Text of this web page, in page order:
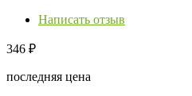
Написать отзыв
346 ₽
последняя цена